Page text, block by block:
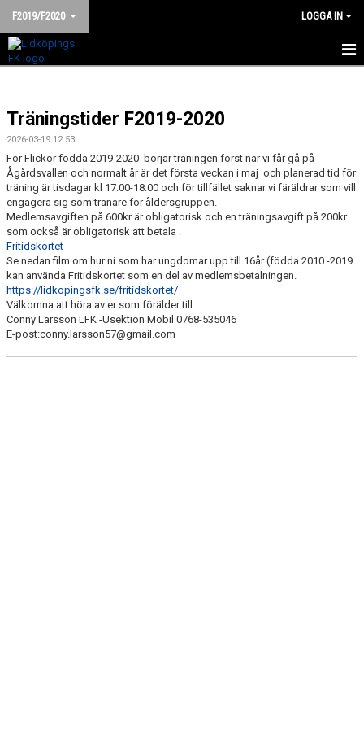
F2019/F2020 LOGGA IN
NYHETER
KALENDER
MATCHER
TRUPPEN
BILDGALLERI
DOKUMENT
KONTAKT
Träningstider F2019-2020
2026-03-19 12:53
För Flickor födda 2019-2020 börjar träningen först när vi får gå på
Ågårdsvallen och normalt år är det första veckan i maj och planerad tid för
träning är tisdagar kl 17.00-18.00 och för tillfället saknar vi färäldrar som vill
engagera sig som tränare för åldersgruppen.
Medlemsavgiften på 600kr är obligatorisk och en träningsavgift på 200kr
som också är obligatorisk att betala .
Fritidskortet
Se nedan film om hur ni som har ungdomar upp till 16år (födda 2010 -2019
kan använda Fritidskortet som en del av medlemsbetalningen.
https://lidkopingsfk.se/fritidskortet/
Välkomna att höra av er som förälder till :
Conny Larsson LFK -Usektion Mobil 0768-535046
E-post:conny.larsson57@gmail.com